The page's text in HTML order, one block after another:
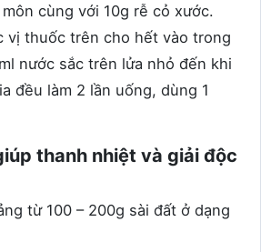
cùng với 10g rễ cỏ xước.
vị thuốc trên cho hết vào trong
nước sắc trên lửa nhỏ đến khi
đều làm 2 lần uống, dùng 1
thanh nhiệt và giải độc
từ 100 – 200g sài đất ở dạng